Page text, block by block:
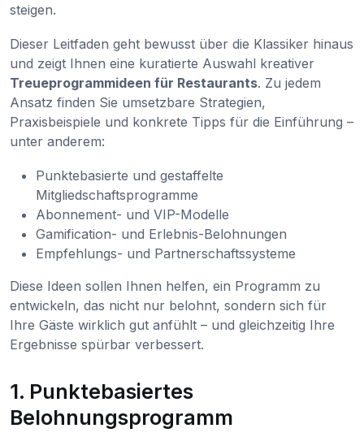
steigen.
Dieser Leitfaden geht bewusst über die Klassiker hinaus
und zeigt Ihnen eine kuratierte Auswahl kreativer
Treueprogrammideen für Restaurants. Zu jedem
Ansatz finden Sie umsetzbare Strategien,
Praxisbeispiele und konkrete Tipps für die Einführung –
unter anderem:
Punktebasierte und gestaffelte
Mitgliedschaftsprogramme
Abonnement- und VIP-Modelle
Gamification- und Erlebnis-Belohnungen
Empfehlungs- und Partnerschaftssysteme
Diese Ideen sollen Ihnen helfen, ein Programm zu
entwickeln, das nicht nur belohnt, sondern sich für
Ihre Gäste wirklich gut anfühlt – und gleichzeitig Ihre
Ergebnisse spürbar verbessert.
1. Punktebasiertes
Belohnungsprogramm